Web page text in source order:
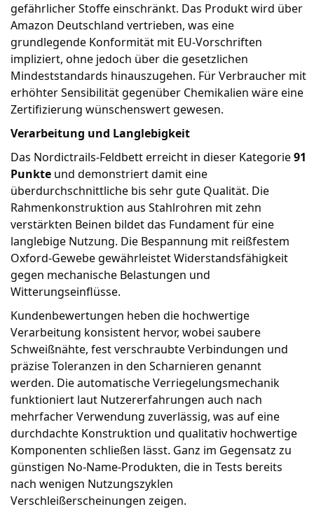
gefährlicher Stoffe einschränkt. Das Produkt wird über
Amazon Deutschland vertrieben, was eine
grundlegende Konformität mit EU-Vorschriften
impliziert, ohne jedoch über die gesetzlichen
Mindeststandards hinauszugehen. Für Verbraucher mit
erhöhter Sensibilität gegenüber Chemikalien wäre eine
Zertifizierung wünschenswert gewesen.
Verarbeitung und Langlebigkeit
Das Nordictrails-Feldbett erreicht in dieser Kategorie91
Punkte und demonstriert damit eine
überdurchschnittliche bis sehr gute Qualität. Die
Rahmenkonstruktion aus Stahlrohren mit zehn
verstärkten Beinen bildet das Fundament für eine
langlebige Nutzung. Die Bespannung mit reißfestem
Oxford-Gewebe gewährleistet Widerstandsfähigkeit
gegen mechanische Belastungen und
Witterungseinflüsse.
Kundenbewertungen heben die hochwertige
Verarbeitung konsistent hervor, wobei saubere
Schweißnähte, fest verschraubte Verbindungen und
präzise Toleranzen in den Scharnieren genannt
werden. Die automatische Verriegelungsmechanik
funktioniert laut Nutzererfahrungen auch nach
mehrfacher Verwendung zuverlässig, was auf eine
durchdachte Konstruktion und qualitativ hochwertige
Komponenten schließen lässt. Ganz im Gegensatz zu
günstigen No-Name-Produkten, die in Tests bereits
nach wenigen Nutzungszyklen
Verschleißerscheinungen zeigen.